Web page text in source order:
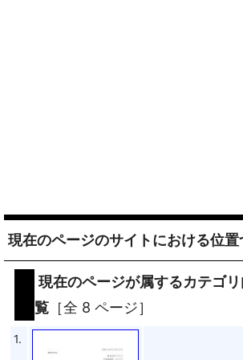
現在のページのサイトにおける位置
現在のページが属するカテゴ
覧 ［全 8 ページ］
1.